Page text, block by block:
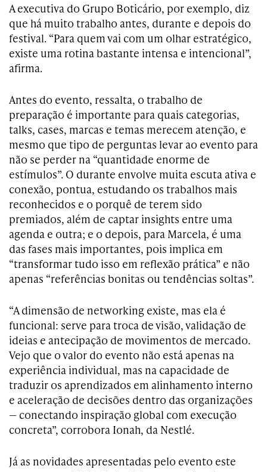
A executiva do Grupo Boticário, por exemplo, diz
que há muito trabalho antes, durante e depois do
festival. “Para quem vai com um olhar estratégico,
existe uma rotina bastante intensa e intencional”,
afirma.
Antes do evento, ressalta, o trabalho de
preparação é importante para quais categorias,
talks, cases, marcas e temas merecem atenção, e
mesmo que tipo de perguntas levar ao evento para
não se perder na “quantidade enorme de
estímulos”. O durante envolve muita escuta ativa e
conexão, pontua, estudando os trabalhos mais
reconhecidos e o porquê de terem sido
premiados, além de captar insights entre uma
agenda e outra; e o depois, para Marcela, é uma
das fases mais importantes, pois implica em
“transformar tudo isso em reflexão prática” e não
apenas “referências bonitas ou tendências soltas”.
“A dimensão de networking existe, mas ela é
funcional: serve para troca de visão, validação de
ideias e antecipação de movimentos de mercado.
Vejo que o valor do evento não está apenas na
experiência individual, mas na capacidade de
traduzir os aprendizados em alinhamento interno
e aceleração de decisões dentro das organizações
— conectando inspiração global com execução
concreta”, corrobora Ionah, da Nestlé.
Já as novidades apresentadas pelo evento este